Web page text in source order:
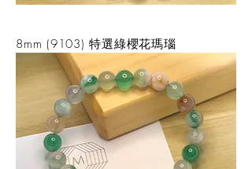
8mm (9103) 特選綠櫻花瑪瑙